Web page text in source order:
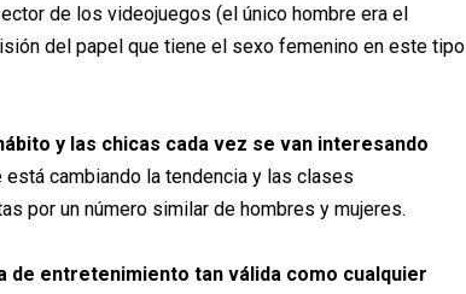
de los videojuegos (el único hombre era el
del papel que tiene el sexo femenino en este tipo
y las chicas cada vez se van interesando
está cambiando la tendencia y las clases
por un número similar de hombres y mujeres.
de entretenimiento tan válida como cualquier